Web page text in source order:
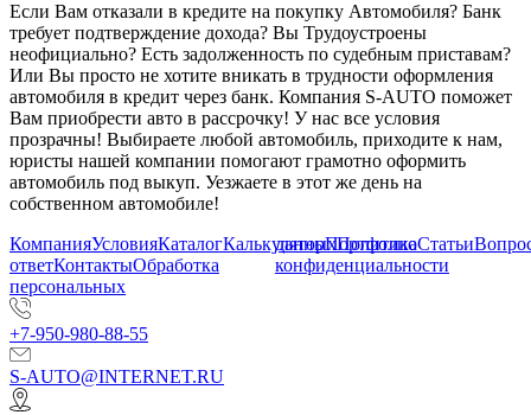
Если Вам отказали в кредите на покупку Автомобиля? Банк
требует подтверждение дохода? Вы Трудоустроены
неофициально? Есть задолженность по судебным приставам?
Или Вы просто не хотите вникать в трудности оформления
автомобиля в кредит через банк. Компания S-AUTO поможет
Вам приобрести авто в рассрочку! У нас все условия
прозрачны! Выбираете любой автомобиль, приходите к нам,
юристы нашей компании помогают грамотно оформить
автомобиль под выкуп. Уезжаете в этот же день на
собственном автомобиле!
КомпанияУсловияКаталогКалькуляторПортфолиоСтатьи
ответКонтактыОбработка
персональных
данныхПолитика
конфиденциальности
+7-950-980-88-55
S-AUTO@INTERNET.RU